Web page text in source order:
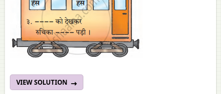
VIEW SOLUTION